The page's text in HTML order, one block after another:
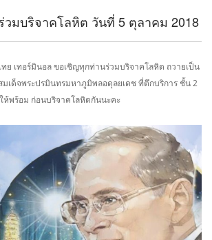
มบริจาคโลหิต วันที่ 5 ตุลาคม 2018
ย เทอร์มินอล ขอเชิญทุกท่านร่วมบริจาคโลหิต ถวายเป็น
เด็จพระปรมินทรมหาภูมิพลอดุลยเดช ที่ตึกบริการ ชั้น 2
ห้พร้อม ก่อนบริจาคโลหิตกันนะคะ